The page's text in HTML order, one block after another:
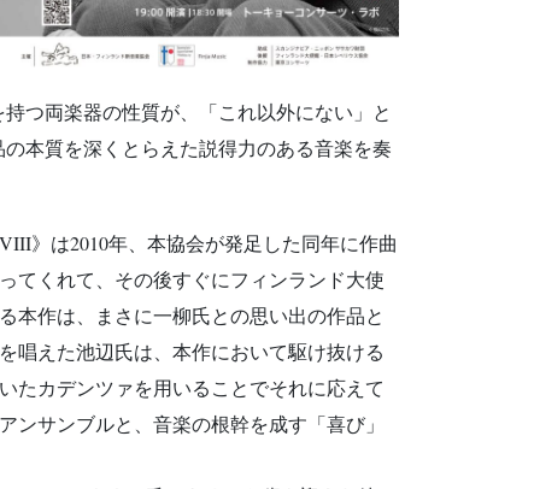
つ両楽器の性質が、「これ以外にない」と
本質を深くとらえた説得力のある音楽を奏
》は2010年、本協会が発足した同年に作曲
てくれて、その後すぐにフィンランド大使
本作は、まさに一柳氏との思い出の作品と
唱えた池辺氏は、本作において駆け抜ける
たカデンツァを用いることでそれに応えて
サンブルと、音楽の根幹を成す「喜び」